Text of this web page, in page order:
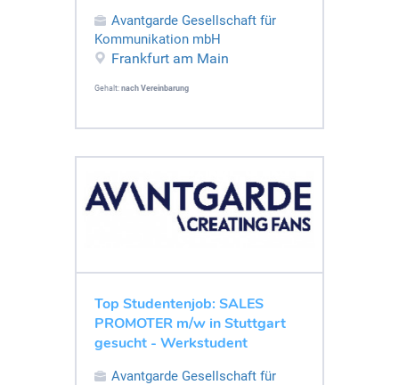
Avantgarde Gesellschaft für
Kommunikation mbH
Frankfurt am Main
Gehalt: nach Vereinbarung
Top Studentenjob: SALES
PROMOTER m/w in Stuttgart
gesucht - Werkstudent
Avantgarde Gesellschaft für